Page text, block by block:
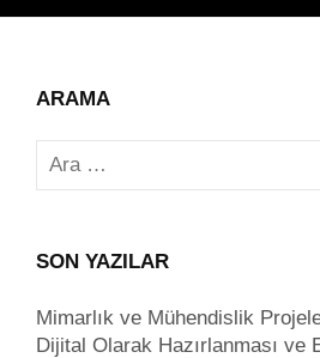
ARAMA
Arama:
SON YAZILAR
Mimarlık ve Mühendislik
Dijital Olarak Hazırlanması ve